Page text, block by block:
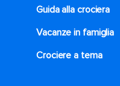
Guida alla crociera
Vacanze in famiglia
Crociere a tema